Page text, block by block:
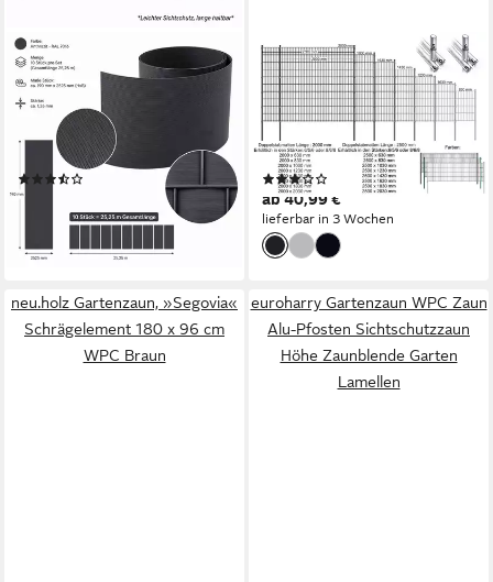
MUCOLA
Sichtschutzstreifen
Sichtschutz 10X PVC
Sichtschutzstreifen Zaunfolie
Windschutz Garten, (10er Set,
Sichtschutzstreifen), Hart
47,80 €
lieferbar - in 2-3 Werktagen bei dir
FISCHER UND ADAMEK
Gartenzaun
Doppelstabmattenzaun
Farbe: Anthrazitgrau),
Einzelmatte
ab 40,99 €
lieferbar in 3 Wochen
neu.holz Gartenzaun, »Segovia«
Schrägelement 180 x 96 cm
WPC Braun
euroharry Gartenzaun WPC Zaun
Alu-Pfosten Sichtschutzzaun
Höhe Zaunblende Garten
Lamellen